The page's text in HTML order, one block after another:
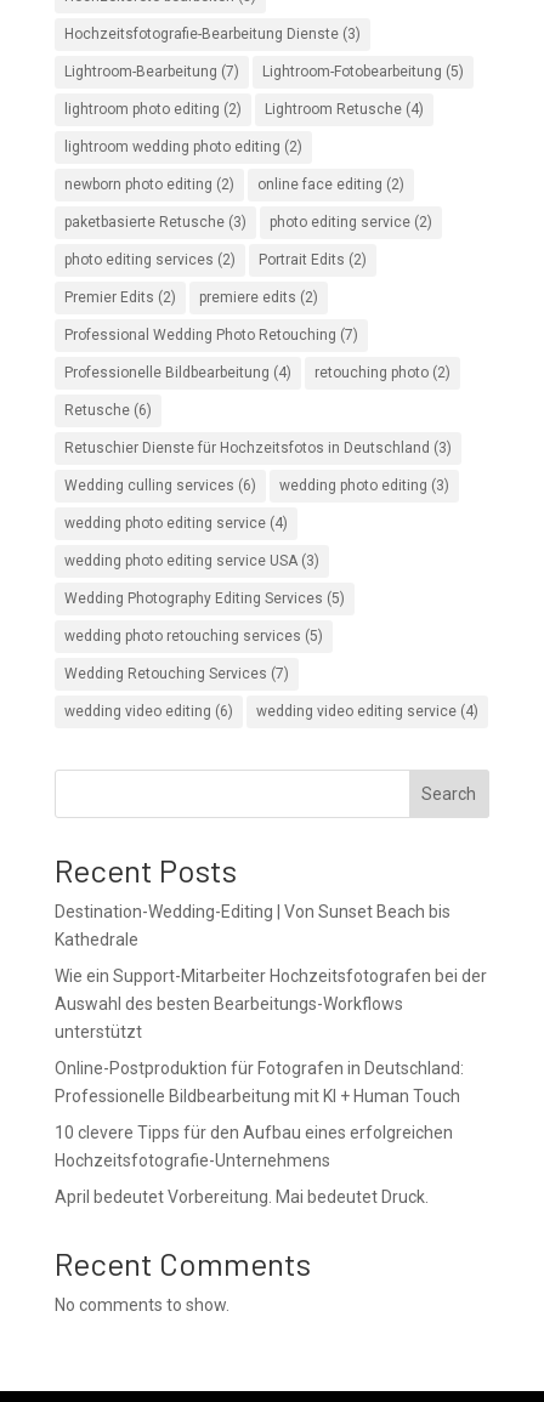
Hochzeitsfotografie-Bearbeitung Dienste(3)
Lightroom-Bearbeitung (7) Lightroom-Fotobearbeitung (5)
lightroom photo editing (2) Lightroom Retusche(4)
lightroom wedding photo editing (2)
newborn photo editing (2) online face editing (2)
paketbasierte Retusche(3) photo editing service(2)
photo editing services (2) Portrait Edits (2)
Premier Edits (2) premiere edits (2)
Professional Wedding Photo Retouching (7)
Professionelle Bildbearbeitung (4) retouching photo(2)
Retusche(6)
Retuschier Dienste für Hochzeitsfotos in Deutschland (3)
Wedding culling services (6) wedding photo editing (3)
wedding photo editing service(4)
wedding photo editing service USA(3)
Wedding Photography Editing Services (5)
wedding photo retouching services (5)
Wedding Retouching Services (7)
wedding video editing (6) wedding video editing service(4)
Search
Recent Posts
Destination-Wedding-Editing | Von Sunset Beach bis
Kathedrale
Wie ein Support-Mitarbeiter Hochzeitsfotografen bei der
Auswahl des besten Bearbeitungs-Workflows
unterstützt
Online-Postproduktion für Fotografen in Deutschland:
Professionelle Bildbearbeitung mit KI + Human Touch
10 clevere Tipps für den Aufbau eines erfolgreichen
Hochzeitsfotografie-Unternehmens
April bedeutet Vorbereitung. Mai bedeutet Druck.
Recent Comments
No comments to show.